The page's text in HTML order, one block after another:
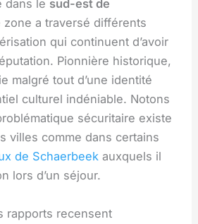
dans le sud-est de
zone a traversé différents
qui continuent d’avoir
Pionnière historique,
malgré tout d’une identité
culturel indéniable. Notons
sécuritaire existe
villes comme dans certains
de Schaerbeek auxquels il
lors d’un séjour.
rapports recensent